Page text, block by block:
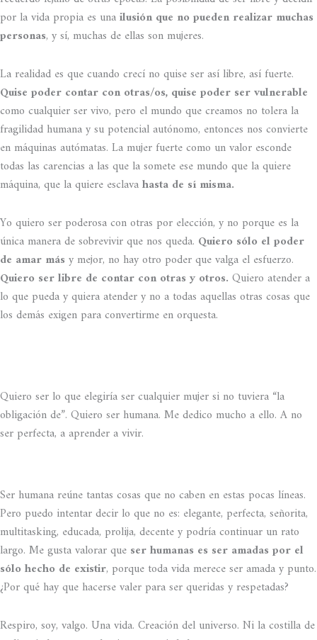
por la vida propia es unailusión que no pueden realizar muchas
personas, y sí, muchas de ellas son mujeres.
La realidad es que cuando crecí no quise ser así libre, así fuerte.
Quise poder contar con otras/os, quise poder ser vulnerable
como cualquier ser vivo, pero el mundo que creamos no tolera la
fragilidad humana y su potencial autónomo, entonces nos convierte
en máquinas autómatas. La mujer fuerte como un valor esconde
todas las carencias a las que la somete ese mundo que la quiere
máquina, que la quiere esclavahasta de sí misma.
Yo quiero ser poderosa con otras por elección, y no porque es la
única manera de sobrevivir que nos queda. Quiero sólo el poder
de amar más y mejor, no hay otro poder que valga el esfuerzo.
Quiero ser libre de contar con otras y otros. Quiero atender a
lo que pueda y quiera atender y no a todas aquellas otras cosas que
los demás exigen para convertirme en orquesta.
Quiero ser lo que elegiría ser cualquier mujer si no tuviera “la
obligación de”. Quiero ser humana. Me dedico mucho a ello. A no
ser perfecta, a aprender a vivir.
Ser humana reúne tantas cosas que no caben en estas pocas líneas.
Pero puedo intentar decir lo que no es: elegante, perfecta, señorita,
multitasking, educada, prolija, decente y podría continuar un rato
largo. Me gusta valorar que ser humanas es ser amadas por el
sólo hecho de existir, porque toda vida merece ser amada y punto.
¿Por qué hay que hacerse valer para ser queridas y respetadas?
Respiro, soy, valgo. Una vida. Creación del universo. Ni la costilla de